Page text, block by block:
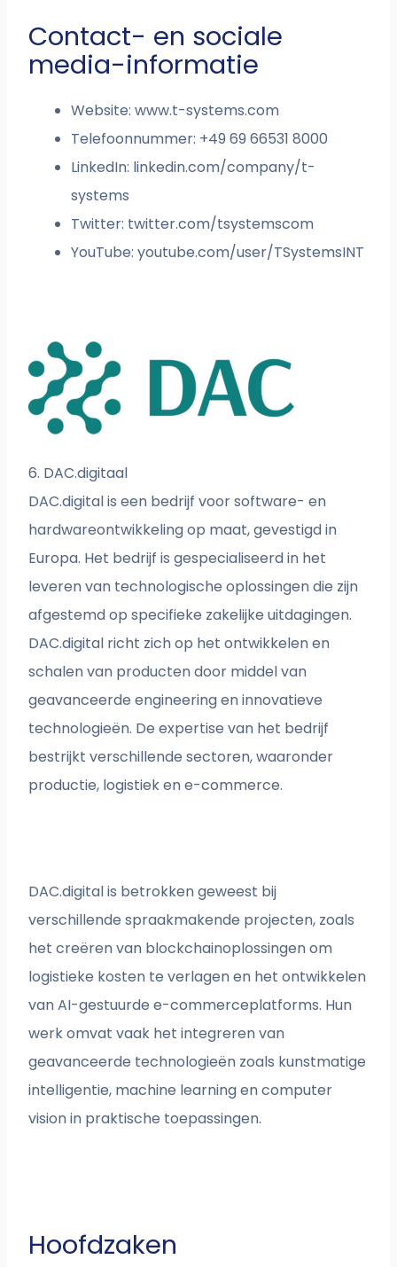
Contact- en sociale
media-informatie
Website: www.t-systems.com
Telefoonnummer: +49 69 66531 8000
LinkedIn: linkedin.com/company/t-
systems
Twitter: twitter.com/tsystemscom
YouTube: youtube.com/user/TSystemsINT
6. DAC.digitaal
DAC.digital is een bedrijf voor software- en
hardwareontwikkeling op maat, gevestigd in
Europa. Het bedrijf is gespecialiseerd in het
leveren van technologische oplossingen die zijn
afgestemd op specifieke zakelijke uitdagingen.
DAC.digital richt zich op het ontwikkelen en
schalen van producten door middel van
geavanceerde engineering en innovatieve
technologieën. De expertise van het bedrijf
bestrijkt verschillende sectoren, waaronder
productie, logistiek en e-commerce.
DAC.digital is betrokken geweest bij
verschillende spraakmakende projecten, zoals
het creëren van blockchainoplossingen om
logistieke kosten te verlagen en het ontwikkelen
van AI-gestuurde e-commerceplatforms. Hun
werk omvat vaak het integreren van
geavanceerde technologieën zoals kunstmatige
intelligentie, machine learning en computer
vision in praktische toepassingen.
Hoofdzaken